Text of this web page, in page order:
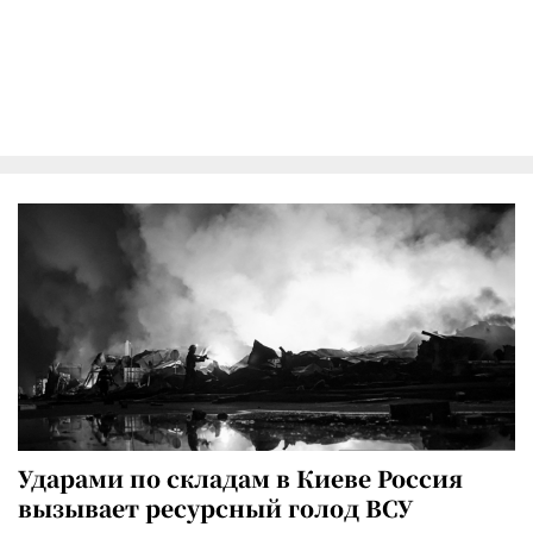
Ударами по складам в Киеве Россия
вызывает ресурсный голод ВСУ